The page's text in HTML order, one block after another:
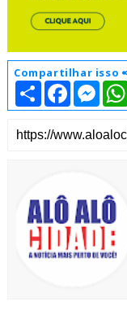
Compartilhar isso
S
h
a
e
F
c
b
M
e
s
e